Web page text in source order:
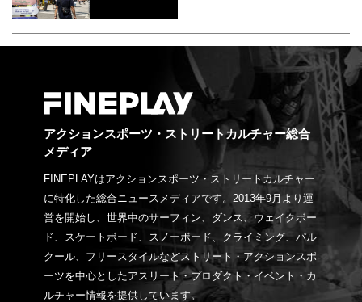
アクションスポーツ・ストリートカルチャー総合
メディア
FINEPLAYはアクションスポーツ・ストリートカルチャー
に特化した総合ニュースメディアです。2013年9月より運
営を開始し、世界中のサーフィン、ダンス、ウェイクボー
ド、スケートボード、スノーボード、クライミング、パル
クール、フリースタイルなどストリート・アクションスポ
ーツを中心としたアスリート・プロダクト・イベント・カ
ルチャー情報を提供しています。